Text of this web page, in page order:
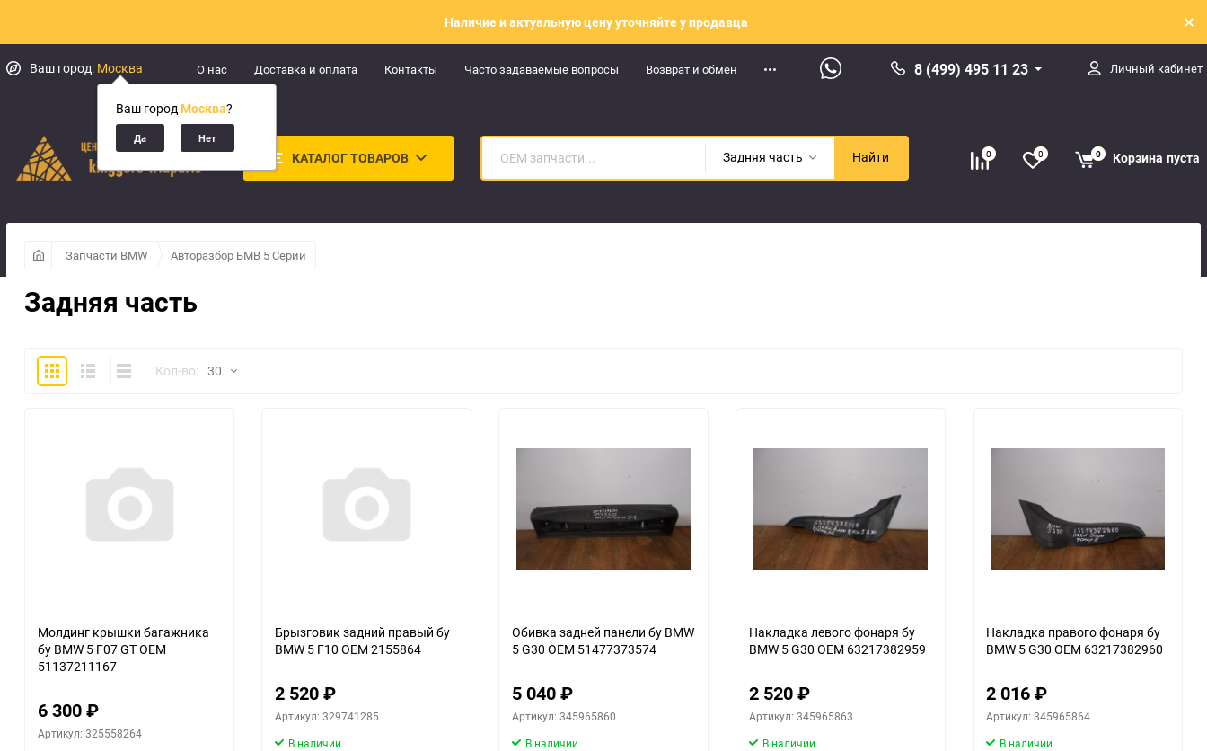
Наличие и актуальную цену уточняйте у продавца
Ваш город: Москва
Ваш город Москва?
О нас Доставка и оплата Контакты Часто задаваемые вопросы Возврат и обмен 8 (499) 495 11 23 Личный кабинет
КАТАЛОГ ТОВАРОВ Задняя часть Найти 0 0 0 Корзина пуста
Запчасти BMW Авторазбор БМВ 5 Серии
Задняя часть
ПлиткаПодробноКомпактноКол-во: 30
Молдинг крышки багажника
бу BMW 5 F07 GT OEM
51137211167
6 300₽
Артикул: 325558264
Брызговик задний правый бу
BMW 5 F10 OEM 2155864
2 520₽
Артикул: 329741285
В наличии
Обивка задней панели бу BMW
5 G30 OEM 51477373574
5 040₽
Артикул: 345965860
В наличии
Накладка левого фонаря бу
BMW 5 G30 OEM 63217382959
2 520₽
Артикул: 345965863
В наличии
Накладка правого фонаря бу
BMW 5 G30 OEM 63217382960
2 016₽
Артикул: 345965864
В наличии